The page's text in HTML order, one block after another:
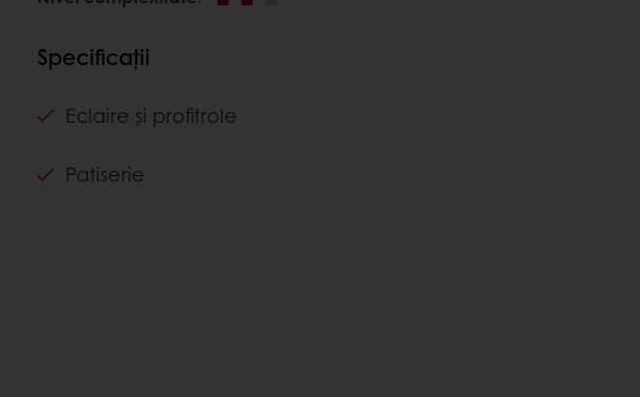
Specificații
Eclaire și profitrole
Patiserie